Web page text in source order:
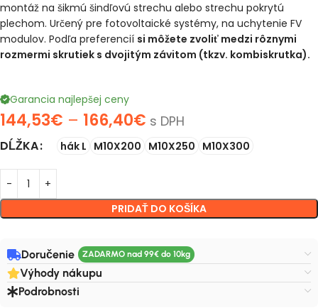
montáž na šikmú šindľovú strechu alebo strechu pokrytú
plechom. Určený pre fotovoltaické systémy, na uchytenie FV
modulov. Podľa preferencií si môžete zvoliť medzi rôznymi
rozmermi skrutiek s dvojitým závitom (tkzv. kombiskrutka).
Garancia najlepšej ceny
144,53€ – 166,40€ s DPH
DĹŽKA hák L M10X200 M10X250 M10X300
PRIDAŤ DO KOŠÍKA
Doručenie
Výhody nákupu
Podrobnosti